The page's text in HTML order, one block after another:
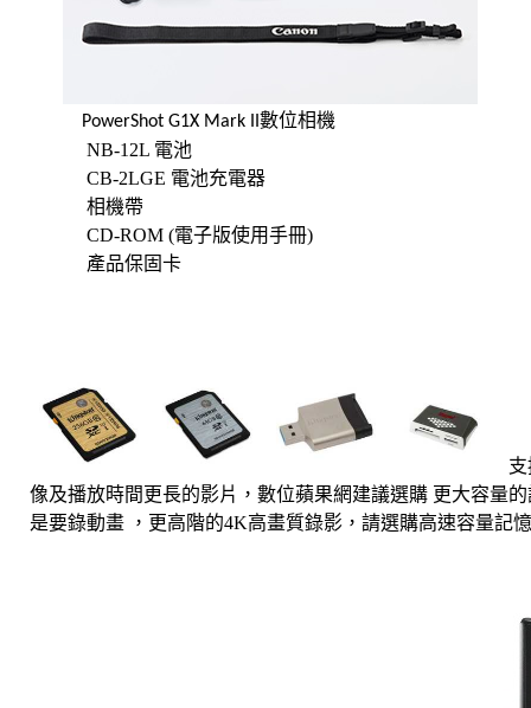
PowerShot G1X Mark II 數位相機
NB-12L 電池
CB-2LGE 電池充電器
相機帶
CD-ROM (電子版使用手冊)
產品保固卡
像及播放時間更長的影片，數位蘋果網建議選購 更大容量
是要錄動畫 ，更高階的4K高畫質錄影，請選購高速容量記